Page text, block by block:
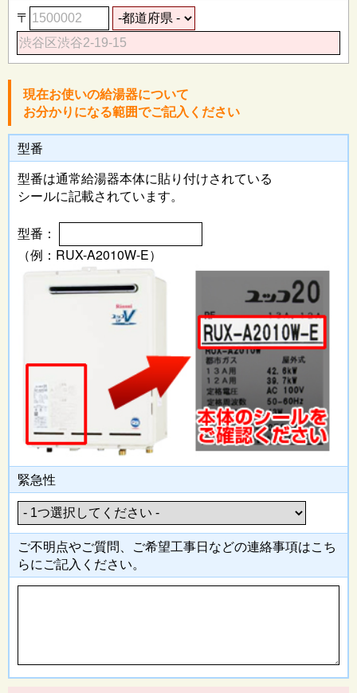
〒
現在お使いの給湯器について
お分かりになる範囲でご記入ください
型番
型番は通常給湯器本体に貼り付けされている
シールに記載されています。
型番：
（例：RUX-A2010W-E）
緊急性
ご不明点やご質問、ご希望工事日などの連絡事項はこち
らにご記入 ください。